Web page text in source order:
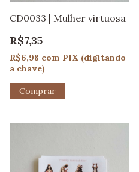
CD0033 | Mulher virtuosa
R$7,35
R$6,98 com PIX (digitando
a chave)